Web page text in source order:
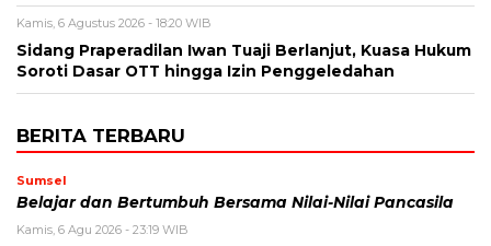
Kamis, 6 Agustus 2026 - 18:20 WIB
Sidang Praperadilan Iwan Tuaji Berlanjut, Kuasa Hukum
Soroti Dasar OTT hingga Izin Penggeledahan
BERITA TERBARU
Sumsel
Belajar dan Bertumbuh Bersama Nilai-Nilai Pancasila
Kamis, 6 Agu 2026 - 23:19 WIB